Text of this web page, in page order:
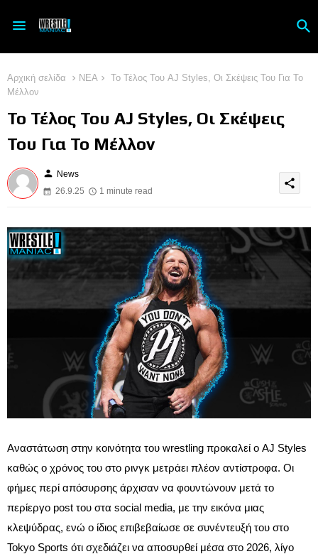
Αρχική σελίδα ΝΕΑ
Το Τέλος Του AJ Styles, Οι Σκέψεις Του Για Το
Μέλλον
Το Τέλος Του AJ Styles, Οι Σκέψεις
Του Για Το Μέλλον
person News
26.9.25
1 minute read
share
Αναστάτωση στην κοινότητα του wrestling προκαλεί ο AJ Styles
καθώς ο χρόνος του στο ρινγκ μετράει πλέον αντίστροφα. Οι
φήμες περί απόσυρσης άρχισαν να φουντώνουν μετά το
περίεργο post του στα social media, με την εικόνα μιας
κλεψύδρας, ενώ ο ίδιος επιβεβαίωσε σε συνέντευξή του στο
Tokyo Sports ότι σχεδιάζει να αποσυρθεί μέσα στο 2026, λίγο